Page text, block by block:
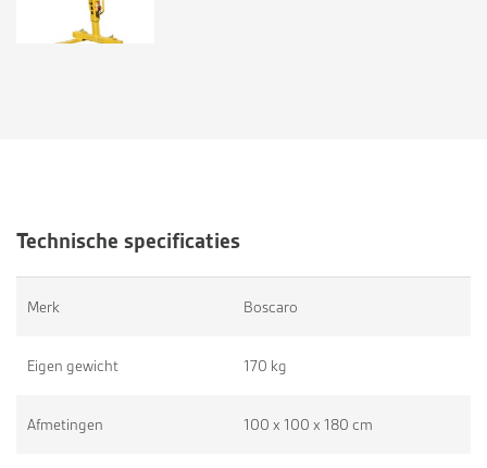
Technische specificaties
Merk Boscaro
Eigen gewicht 170 kg
Afmetingen 100 x 100 x 180 cm